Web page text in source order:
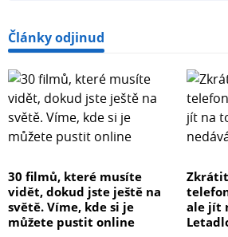
prostřednictvím aplikace Tapo nebo
ovládání chytré domácnosti
Matter, i když je domácnost offline.
Produkty jsou důkladně
společnosti TP-Link a používají
materiály splňující normu UL94-V0,
Články odjinud
30 filmů, které musíte
vidět, dokud jste ještě na
světě. Víme, kde si je
můžete pustit online
ale jít